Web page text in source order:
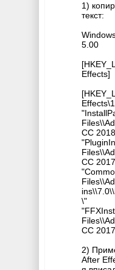
1)
текст:
5.00
Effects]
CC
CC
\"
CC
2)
After